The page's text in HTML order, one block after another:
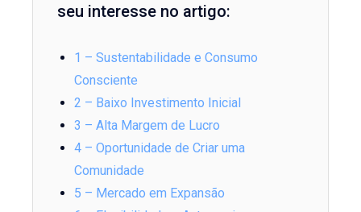
seu interesse no artigo:
1 – Sustentabilidade e Consumo
Consciente
2 – Baixo Investimento Inicial
3 – Alta Margem de Lucro
4 – Oportunidade de Criar uma
Comunidade
5 – Mercado em Expansão